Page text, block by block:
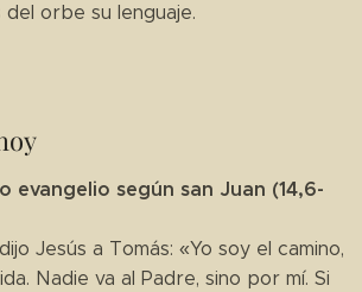
orbe su lenguaje.
evangelio según san Juan (14,6-
Jesús a Tomás: «Yo soy el camino,
Nadie va al Padre, sino por mí. Si